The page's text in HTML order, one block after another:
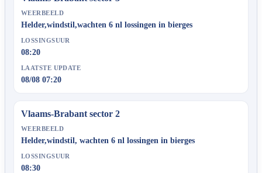
WEERBEELD
Helder,windstil,wachten 6 nl lossingen in bierges
LOSSINGSUUR
08:20
LAATSTE UPDATE
08/08 07:20
Vlaams-Brabant sector 2
WEERBEELD
Helder,windstil, wachten 6 nl lossingen in bierges
LOSSINGSUUR
08:30